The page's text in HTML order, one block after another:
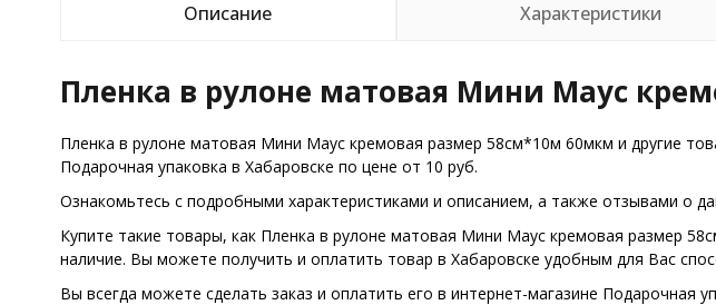
Описание Характеристики
Пленка в рулоне матовая Мини Маус
Пленка в рулоне матовая Мини Маус кремовая размер 58см*10м 60мкм и другие
Подарочная упаковка в Хабаровске по цене от 10 руб.
Ознакомьтесь с подробными характеристиками и описанием, а также отзывами о
Купите такие товары, как Пленка в рулоне матовая Мини Маус кремовая размер
наличие. Вы можете получить и оплатить товар в Хабаровске удобным для Вас
Вы всегда можете сделать заказ и оплатить его в интернет-магазине Подарочная